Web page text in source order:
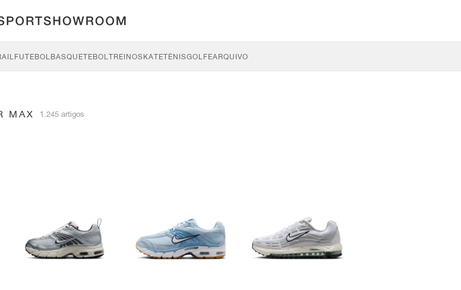
FUTEBOLBASQUETEBOLTREINOSKATETÉNISGOLFEARQUIVO
MAX 1.245 artigos